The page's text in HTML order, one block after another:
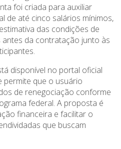
foi criada para auxiliar
de até cinco salários mínimos,
das condições de
da contratação junto às
disponível no portal oficial
permite que o usuário
de renegociação conforme
federal. A proposta é
financeira e facilitar o
que buscam